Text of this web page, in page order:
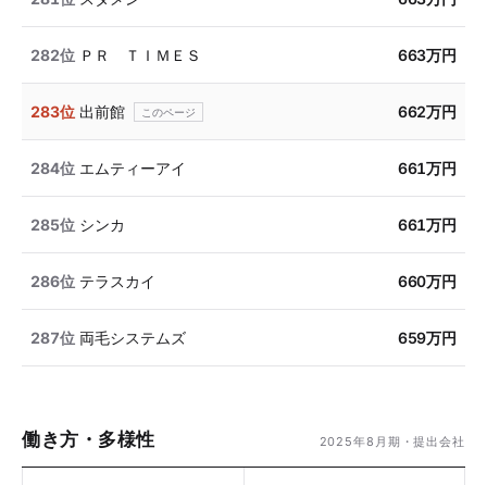
282位 ＰＲ ＴＩＭＥＳ 663万円
283位 出前館 662万円
284位 エムティーアイ 661万円
285位 シンカ 661万円
286位 テラスカイ 660万円
287位 両毛システムズ 659万円
働き方・多様性 2025年8月期・提出会社